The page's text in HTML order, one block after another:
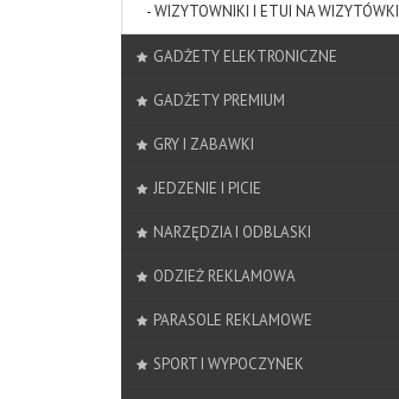
- WIZYTOWNIKI I ETUI NA WIZYTÓWKI
GADŻETY ELEKTRONICZNE
GADŻETY PREMIUM
GRY I ZABAWKI
JEDZENIE I PICIE
NARZĘDZIA I ODBLASKI
ODZIEŻ REKLAMOWA
PARASOLE REKLAMOWE
SPORT I WYPOCZYNEK